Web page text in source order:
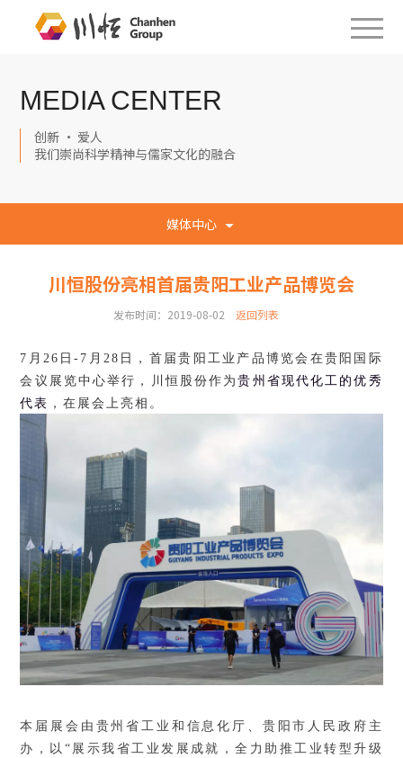
MEDIA CENTER
创新 · 爱人
我们崇尚科学精神与儒家文化的融合
媒体中心
川恒股份亮相首届贵阳工业产品博览会
发布时间：2019-08-02 返回列表
7月26日-7月28日， 首届贵阳工业产品博览会在贵阳国际
会议展览中心举行，川恒股份作为贵州省现代化工的优秀
代表 ，在展会上亮相。
本届展会由贵州省工业和信息化厅、贵阳市人民政府主
办，以“展示我省工业发展成就，全力助推工业转型升级